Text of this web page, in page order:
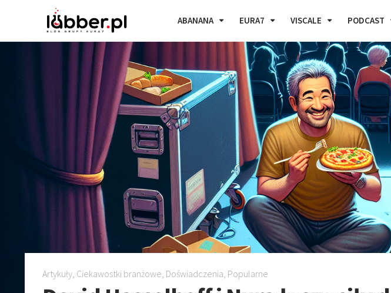
ABANANA EURA7 VISCALE PODCAST
Artykuły, Ciekawostki branżowe, Doświadczenia, Popularne